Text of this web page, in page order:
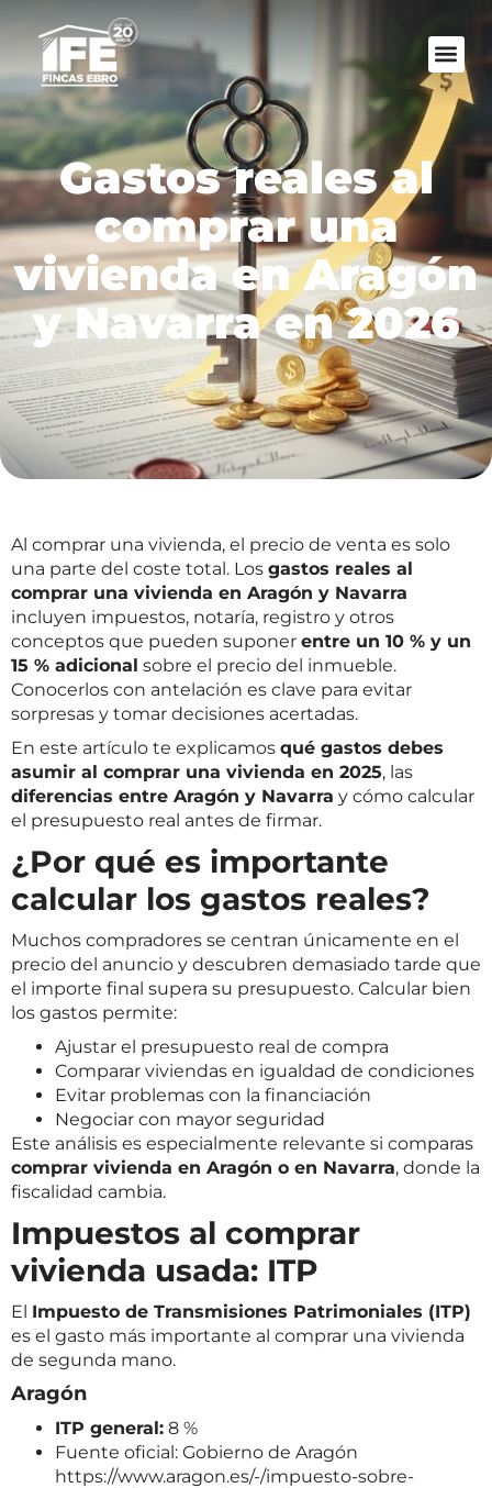
Gastos reales al
comprar una
vivienda en Aragón
y Navarra en 2026
Al comprar una vivienda, el precio de venta es solo
una parte del coste total. Los gastos reales al
comprar una vivienda en Aragón y Navarra
incluyen impuestos, notaría, registro y otros
conceptos que pueden suponer entre un 10 % y un
15 % adicional sobre el precio del inmueble.
Conocerlos con antelación es clave para evitar
sorpresas y tomar decisiones acertadas.
En este artículo te explicamos qué gastos debes
asumir al comprar una vivienda en 2025, las
diferencias entre Aragón y Navarra y cómo calcular
el presupuesto real antes de firmar.
¿Por qué es importante
calcular los gastos reales?
Muchos compradores se centran únicamente en el
precio del anuncio y descubren demasiado tarde que
el importe final supera su presupuesto. Calcular bien
los gastos permite:
Ajustar el presupuesto real de compra
Comparar viviendas en igualdad de condiciones
Evitar problemas con la financiación
Negociar con mayor seguridad
Este análisis es especialmente relevante si comparas
comprar vivienda en Aragón o en Navarra, donde la
fiscalidad cambia.
Impuestos al comprar
vivienda usada: ITP
El Impuesto de Transmisiones Patrimoniales (ITP)
es el gasto más importante al comprar una vivienda
de segunda mano.
Aragón
ITP general: 8 %
Fuente oficial: Gobierno de Aragón
https://www.aragon.es/-/impuesto-sobre-